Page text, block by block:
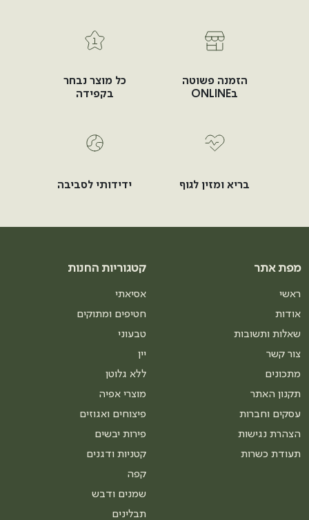
הזמנה פשוטה
בONLINE
כל מוצר נבחר
בקפידה
בריא ומזין לגוף ידידותי לסביבה
מפת אתר
ראשי
אודות
שאלות ותשובות
צור קשר
מתכונים
תקנון האתר
עסקים וחברות
הצהרת נגישות
תעודת כשרות
קטגוריות החנות
אסיאתי
חטיפים ומתוקים
טבעוני
יין
ללא גלוטן
מוצרי אפיה
פיצוחים ואגוזים
פירות יבשים
קטניות ודגנים
קפה
שמנים ודבש
תבלינים